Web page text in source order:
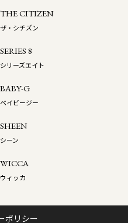
THE CITIZEN
ザ・シチズン
SERIES 8
シリーズエイト
BABY-G
ベイビージー
SHEEN
シーン
WICCA
ウィッカ
ポリシー